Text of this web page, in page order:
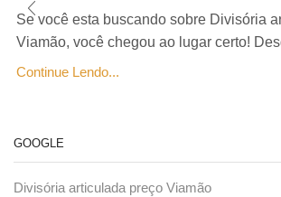
Se você esta buscando sobre Divisória
Viamão, você chegou ao lugar certo!
Continue Lendo...
GOOGLE
Divisória articulada preço Viamão